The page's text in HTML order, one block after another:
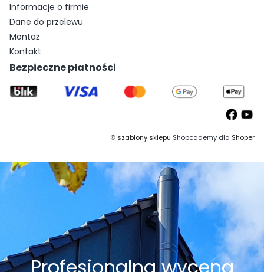
Informacje o firmie
Dane do przelewu
Montaż
Kontakt
Bezpieczne płatności
©szablony sklepu Shopcademy dla Shoper